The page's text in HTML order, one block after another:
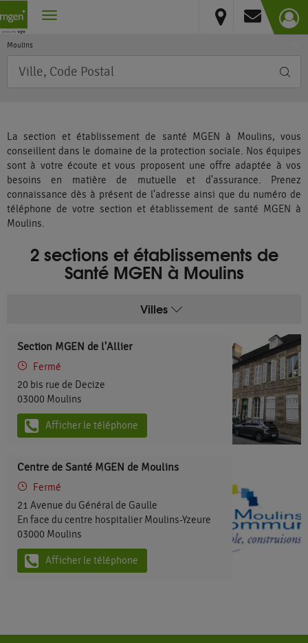
Allier
Moulins
Vous résidez hors France métropolitaine et DOM
La section et établissement de santé MGEN à Moulins, vous
conseillent dans le domaine de la protection sociale. Nos équipes
sont à votre écoute et vous proposent une offre adaptée à vos
besoins en matière de mutuelle et d'assurance. Prenez
connaissance dès à présent de l'adresse ainsi que du numéro de
téléphone de votre section et établissement de santé MGEN à
Moulins.
2 sections et établissements de
Santé MGEN à Moulins
Villes
Section MGEN de l'Allier
Fermé
20 bis rue de Decize
03000 Moulins
Afficher le téléphone
Centre de Santé MGEN de Moulins
Fermé
21 Avenue du Général de Gaulle
En face du centre hospitalier Moulins-Yzeure
03000 Moulins
Afficher le téléphone